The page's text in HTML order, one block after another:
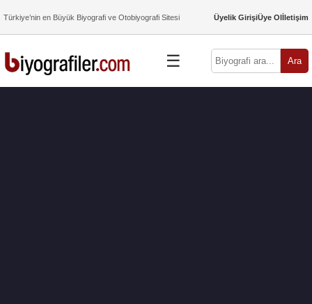
Türkiye’nin en Büyük Biyografi ve Otobiyografi Sitesi Üyelik GirişiÜye Olİletişim
☰ Ara